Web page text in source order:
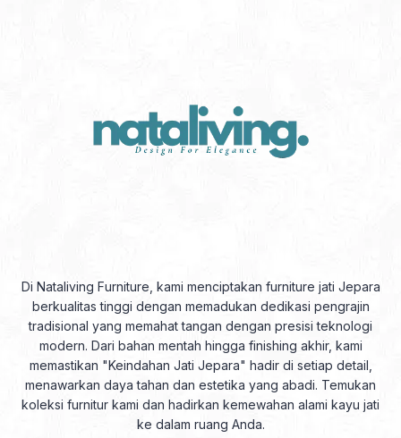
Di Nataliving Furniture, kami menciptakan furniture jati Jepara
berkualitas tinggi dengan memadukan dedikasi pengrajin
tradisional yang memahat tangan dengan presisi teknologi
modern. Dari bahan mentah hingga finishing akhir, kami
memastikan "Keindahan Jati Jepara" hadir di setiap detail,
menawarkan daya tahan dan estetika yang abadi. Temukan
koleksi furnitur kami dan hadirkan kemewahan alami kayu jati
ke dalam ruang Anda.